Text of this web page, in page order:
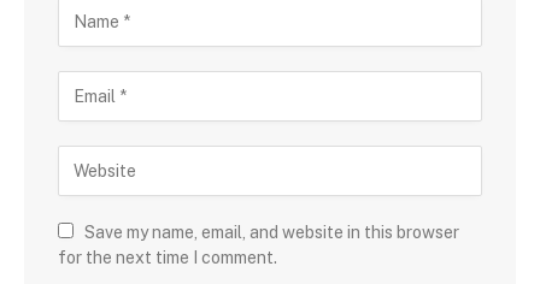
Save my name, email, and website in this browser
for the next time I comment.